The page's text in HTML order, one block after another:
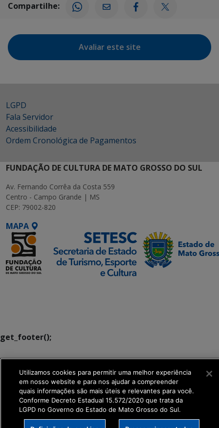
Compartilhe:
Avaliar este site
LGPD
Fala Servidor
Acessibilidade
Ordem Cronológica de Pagamentos
FUNDAÇÃO DE CULTURA DE MATO GROSSO DO SUL
Av. Fernando Corrêa da Costa 559
Centro - Campo Grande | MS
CEP: 79002-820
MAPA
get_footer();
Utilizamos cookies para permitir uma melhor experiência
em nosso website e para nos ajudar a compreender
quais informações são mais úteis e relevantes para você.
Conforme Decreto Estadual 15.572/2020 que trata da
LGPD no Governo do Estado de Mato Grosso do Sul.